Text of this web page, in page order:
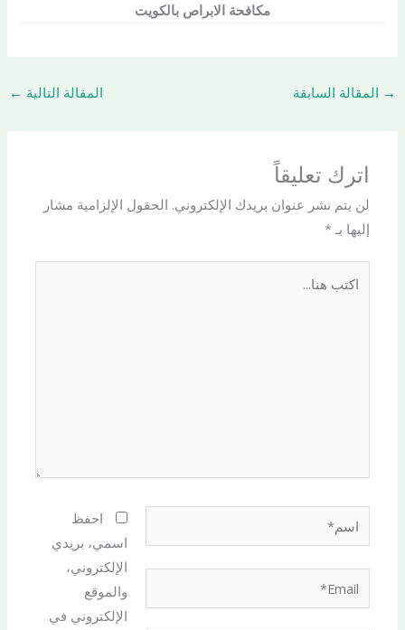
مكافحة الابراص بالكويت
→ المقالة السابقة المقالة التالية ←
اترك تعليقاً
لن يتم نشر عنوان بريدك الإلكتروني. الحقول الإلزامية مشار
إليها بـ*
اسم*
احفظ
اسمي، بريدي
الإلكتروني،
والموقع
الإلكتروني في